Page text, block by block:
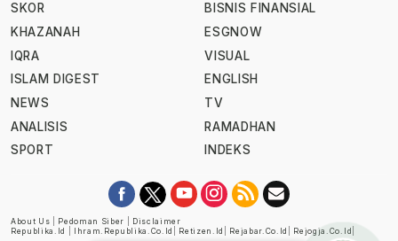
SKOR
KHAZANAH
IQRA
ISLAM DIGEST
NEWS
ANALISIS
SPORT
BISNIS FINANSIAL
ESGNOW
VISUAL
ENGLISH
TV
RAMADHAN
INDEKS
About Us Pedoman Siber
Disclaimer
Republika.id
Ihram.republika.co.id Retizen.id Rejabar.co.id Rejogja.co.id